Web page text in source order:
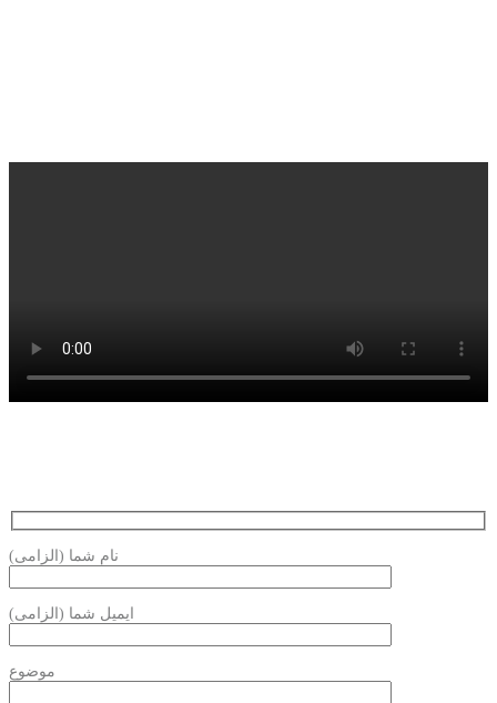
نام شما (الزامی)
ایمیل شما (الزامی)
موضوع